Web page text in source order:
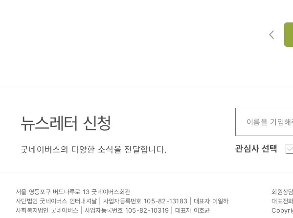
뉴스레터 신청
굿네이버스의 다양한 소식을 전달합니다. 관심사 선택
서울 영등포구 버드나루로 13 굿네이버스회관
사단법인 굿네이버스 인터내셔날 | 사업자등록번호 105-82-13183 | 대표자 이일하
사회복지법인 굿네이버스 | 사업자등록번호 105-82-10319 | 대표자 이호균
회원상
대표